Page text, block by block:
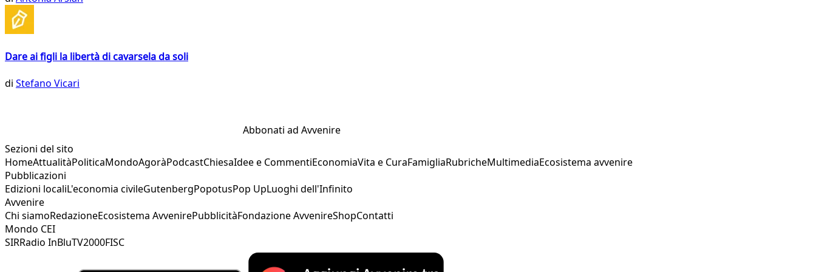
Dare ai figli la libertà di cavarsela da soli
di Stefano Vicari
Abbonati ad Avvenire
Sezioni del sito
HomeAttualitàPoliticaMondoAgoràPodcastChiesaIdee e CommentiEconomiaVita e CuraFamigliaRubricheMultimediaEcosistema avvenire
Pubblicazioni
Edizioni localiL'economia civileGutenbergPopotusPop UpLuoghi dell'Infinito
Avvenire
Chi siamoRedazioneEcosistema AvvenirePubblicitàFondazione AvvenireShopContatti
Mondo CEI
SIRRadio InBluTV2000FISC